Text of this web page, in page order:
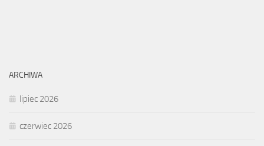
ARCHIWA
lipiec 2026
czerwiec 2026